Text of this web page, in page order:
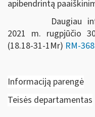
apibendrintą
Daugiau
2021 m. rugpjūčio
(18.18-31-1Mr) RM-
Informaciją parengė
Teisės departamentas